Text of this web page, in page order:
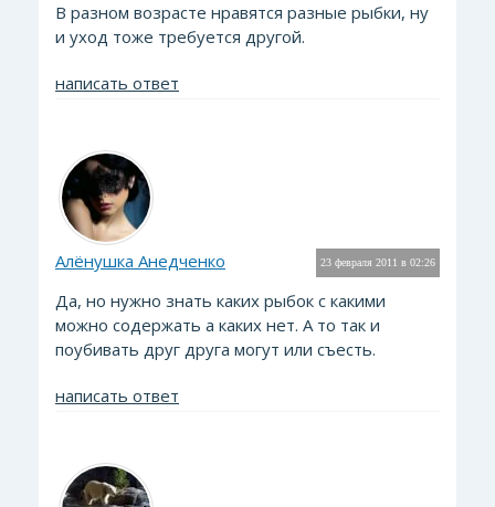
В разном возрасте нравятся разные рыбки, ну
и уход тоже требуется другой.
написать ответ
23 февраля 2011 в 02:26
Алёнушка Анедченко
Да, но нужно знать каких рыбок с какими
можно содержать а каких нет. А то так и
поубивать друг друга могут или съесть.
написать ответ